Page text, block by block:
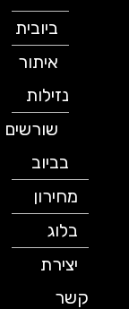
ביובית
איתור
נזילות
שורשים
בביוב
מחירון
יצירת
קשר